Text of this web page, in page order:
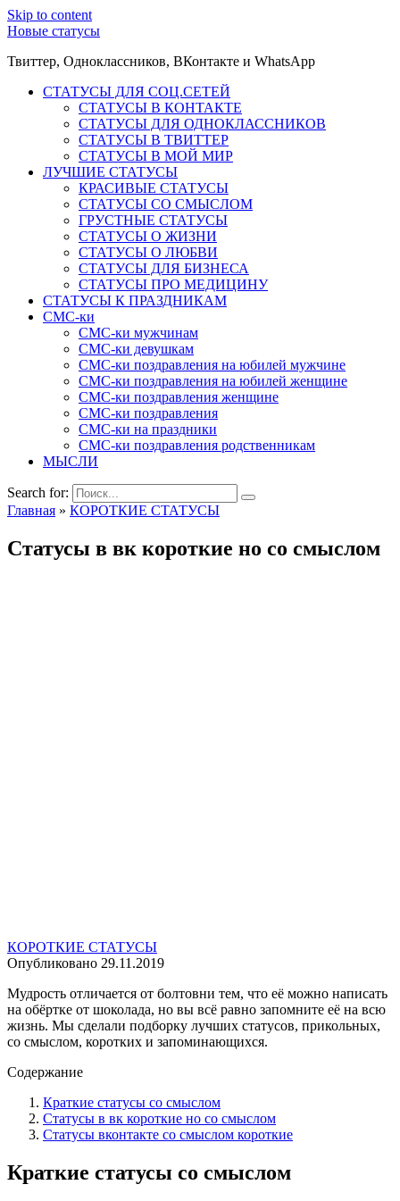
Skip to content
Новые статусы
Твиттер, Одноклассников, ВКонтакте и WhatsApp
СТАТУСЫ ДЛЯ СОЦ.СЕТЕЙ
СТАТУСЫ В КОНТАКТЕ
СТАТУСЫ ДЛЯ ОДНОКЛАССНИКОВ
СТАТУСЫ В ТВИТТЕР
СТАТУСЫ В МОЙ МИР
ЛУЧШИЕ СТАТУСЫ
КРАСИВЫЕ СТАТУСЫ
СТАТУСЫ СО СМЫСЛОМ
ГРУСТНЫЕ СТАТУСЫ
СТАТУСЫ О ЖИЗНИ
СТАТУСЫ О ЛЮБВИ
СТАТУСЫ ДЛЯ БИЗНЕСА
СТАТУСЫ ПРО МЕДИЦИНУ
СТАТУСЫ К ПРАЗДНИКАМ
СМС-ки
СМС-ки мужчинам
СМС-ки девушкам
СМС-ки поздравления на юбилей мужчине
СМС-ки поздравления на юбилей женщине
СМС-ки поздравления женщине
СМС-ки поздравления
СМС-ки на праздники
СМС-ки поздравления родственникам
МЫСЛИ
Search for:
Главная » КОРОТКИЕ СТАТУСЫ
Статусы в вк короткие но со смыслом
КОРОТКИЕ СТАТУСЫ
Опубликовано 29.11.2019
Мудрость отличается от болтовни тем, что её можно написать
на обёртке от шоколада, но вы всё равно запомните её на всю
жизнь. Мы сделали подборку лучших статусов, прикольных,
со смыслом, коротких и запоминающихся.
Содержание
Краткие статусы со смыслом
Статусы в вк короткие но со смыслом
Статусы вконтакте со смыслом короткие
Краткие статусы со смыслом